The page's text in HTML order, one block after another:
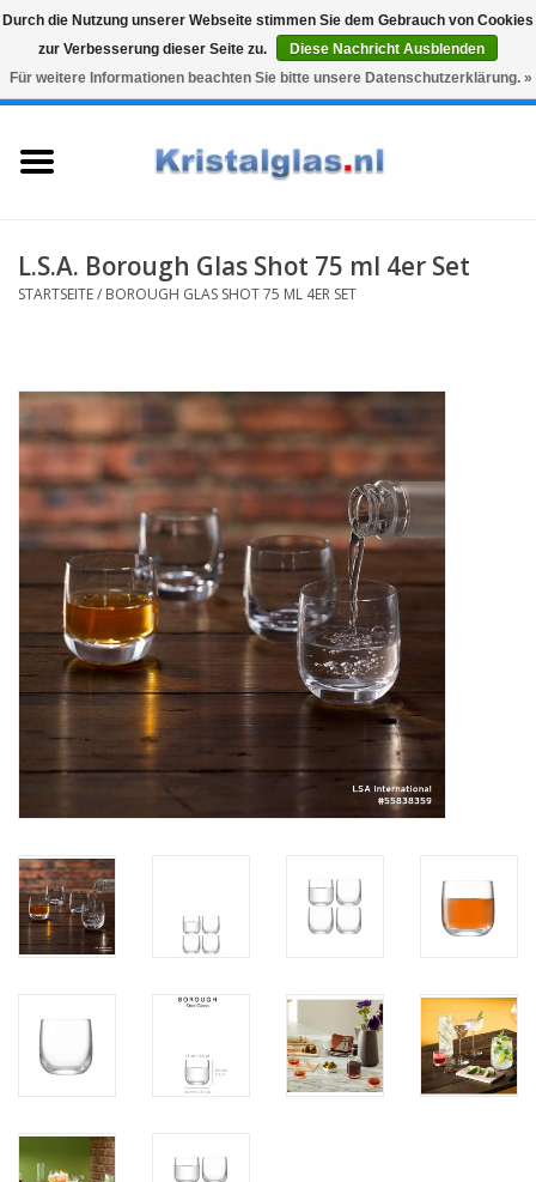
Snelle levering
Graveren
0 Artikel - €0,00
Karaffen
Vasen
Geschenke
Kaffee & Tee
Bar & Wein
L.S.A. Borough Glas Shot 75 ml 4er Set
STARTSEITE/ BOROUGH GLAS SHOT 75 ML 4ER SET
Durch die Nutzung unserer Webseite stimmen Sie dem Gebrauch von Cookies
zur Verbesserung dieser Seite zu.
Diese Nachricht Ausblenden
Für weitere Informationen beachten Sie bitte unsere Datenschutzerklärung. »